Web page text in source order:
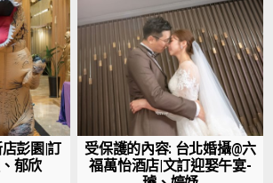
彭園|訂
郁欣
受保護的內容: 台北婚攝@六
福萬怡酒店|文訂迎娶午宴-